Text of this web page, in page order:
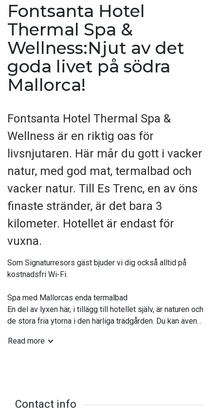
Fontsanta Hotel
Thermal Spa &
Wellness:Njut av det
goda livet på södra
Mallorca!
Fontsanta Hotel Thermal Spa &
Wellness är en riktig oas för
livsnjutaren. Här mår du gott i vacker
natur, med god mat, termalbad och
vacker natur. Till Es Trenc, en av öns
finaste stränder, är det bara 3
kilometer. Hotellet är endast för
vuxna.
Som Signaturresors gäst bjuder vi dig också alltid på
kostnadsfri Wi-Fi.
Spa med Mallorcas enda termalbad
En del av lyxen här, i tillägg till hotellet själv, är naturen och
de stora fria ytorna i den härliga trädgården. Du kan även
som har Mallorcas enda naturliga termalbad och en lång rad
boka halvpension med middag. Hotellets à la carte-
Read more
Contact info